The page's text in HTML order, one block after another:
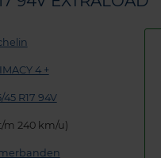
4 +
45 R17 94V
m 240 km/u)